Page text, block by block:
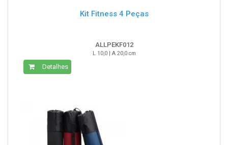
Kit Fitness 4 Peças
ALLPEKF012
L 10,0 | A 20,0 cm
Detalhes